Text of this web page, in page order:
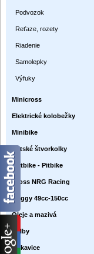
Podvozok
Reťaze, rozety
Riadenie
Samolepky
Výfuky
Minicross
Elektrické kolobežky
Minibike
Detské štvorkolky
Dirtbike - Pitbike
Cross NRG Racing
Buggy 49cc-150cc
Oleje a mazivá
Prilby
Rukavice